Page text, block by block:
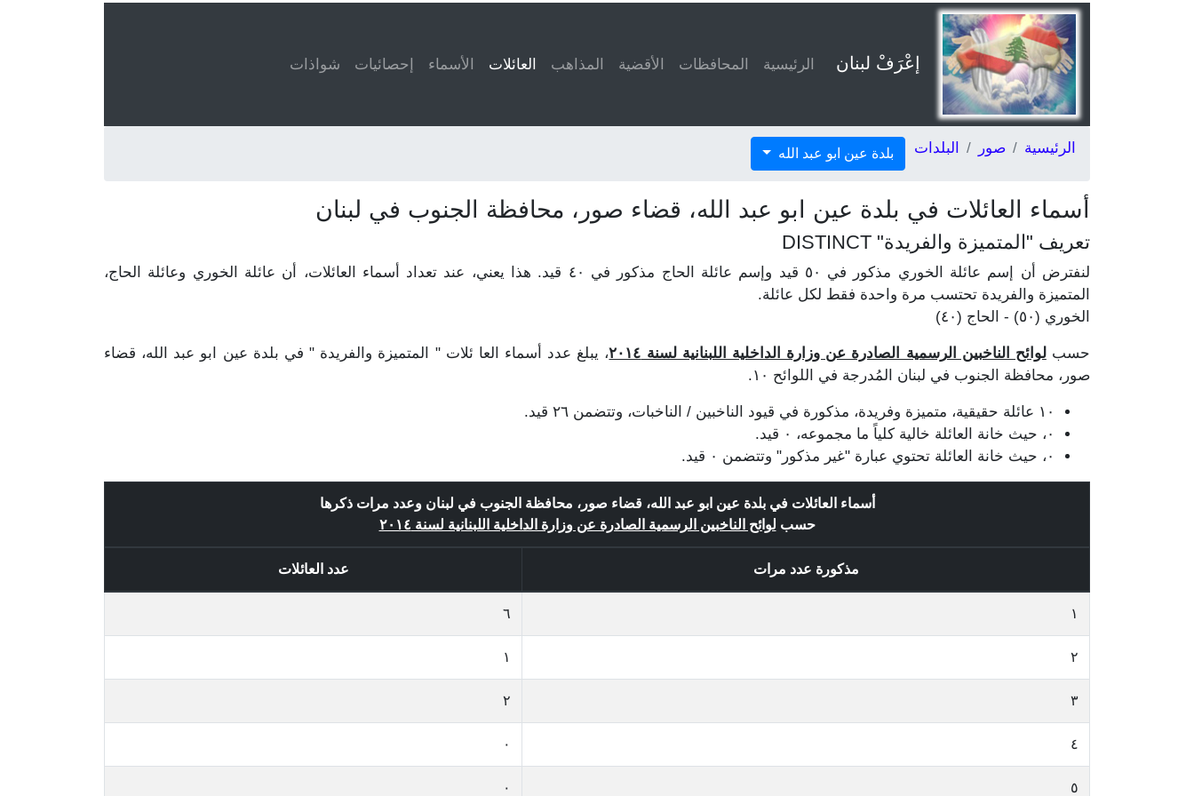
إعْرَفْ لبنان الرئيسية المحافظات الأقضية المذاهب العائلات الأسماء إحصائيات شواذات
الرئيسية صور البلدات بلدة عين ابو عبد الله
أسماء العائلات في بلدة عين ابو عبد الله، قضاء صور، محافظة الجنوب في لبنان
تعريف "المتميزة والفريدة" DISTINCT
لنفترض أن إسم عائلة الخوري مذكور في ٥٠ قيد وإسم عائلة الحاج مذكور في ٤٠ قيد. هذا يعني، عند تعداد أسماء العائلات، أن عائلة الخوري وعائلة الحاج،
المتميزة والفريدة تحتسب مرة واحدة فقط لكل عائلة.
الخوري (٥٠) - الحاج (٤٠)
حسبلوائح الناخبين الرسمية الصادرة عن وزارة الداخلية اللبنانية لسنة ٢٠١٤
، يبلغ عدد أسماء العا ئلات " المتميزة والفريدة " في بلدة عين ابو عبد الله، قضاء
صور، محافظة الجنوب في لبنان المُدرجة في اللوائح ١٠.
١٠ عائلة حقيقية، متميزة وفريدة، مذكورة في قيود الناخبين / الناخبات، وتتضمن ٢٦ قيد.
٠، حيث خانة العائلة خالية كلياً ما مجموعه، ٠ قيد.
٠، حيث خانة العائلة تحتوي عبارة "غير مذكور" وتتضمن ٠ قيد.
أسماء العائلات في بلدة عين ابو عبد الله، قضاء صور، محافظة الجنوب في لبنان وعدد مرات ذكرها
حسب لوائح الناخبين الرسمية الصادرة عن وزارة الداخلية اللبنانية لسنة ٢٠١٤
مذكورة عدد مرات عدد العائلات
١ ٦
٢ ١
٣ ٢
٤ ٠
٥ ٠